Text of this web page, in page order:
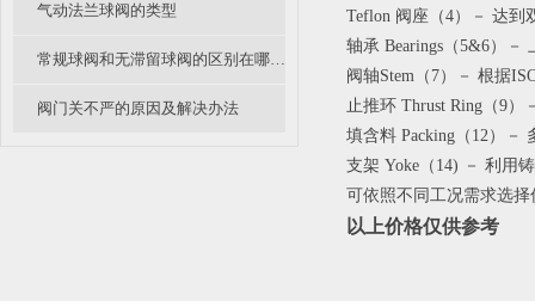
气动法兰球阀的类型
常规球阀和无滞留球阀的区别在哪里呢？
阀门关不严的原因及解决办法
Teflon 阀座（4）－ 达到
轴承 Bearings（5&6）－
阀轴Stem（7）－ 根据
止推环 Thrust Ring（9
填含料 Packing（12）－
支架 Yoke（14) － 利用
可依照不同工况需求选
以上价格仅供参考